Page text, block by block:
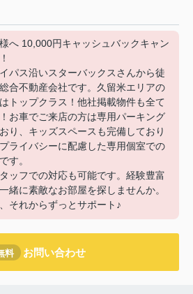
へ 10,000円キャッシュバックキャン
パス沿いスターバックスさんから徒
合不動産会社です。久留米エリアの
トップクラス！他社掲載物件も全て
お車でご来店の方は専用パーキング
り、キッズスペースも完備しており
ライバシーに配慮した専用個室での
す。
ッフでの対応も可能です。経験豊富
緒に素敵なお部屋を探しませんか。
それからずっとサポート♪
料 お問い合わせ